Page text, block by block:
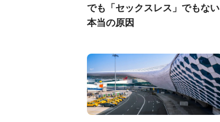
でも「セックスレス」でもない
本当の原因